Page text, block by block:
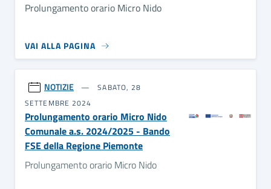
Prolungamento orario Micro Nido
VAI ALLA PAGINA
NOTIZIE
SABATO, 28
SETTEMBRE 2024
Prolungamento orario Micro Nido
Comunale a.s. 2024/2025 - Bando
FSE della Regione Piemonte
Prolungamento orario Micro Nido